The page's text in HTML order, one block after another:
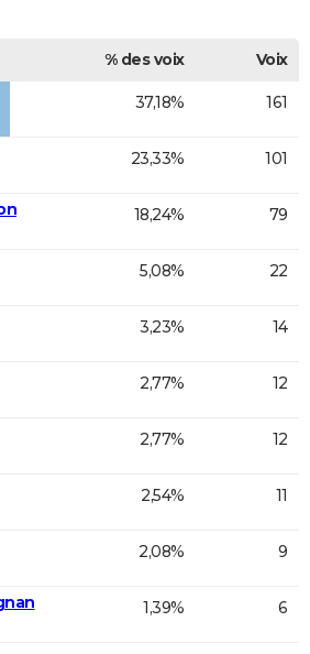
% des voix
Voix
37,18% 161
23,33% 101
18,24% 79
5,08% 22
3,23% 14
2,77% 12
2,77% 12
2,54% 11
2,08% 9
1,39% 6